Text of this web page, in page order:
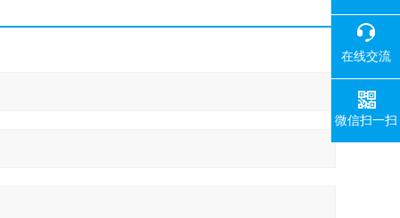
在线交流
微信扫一扫